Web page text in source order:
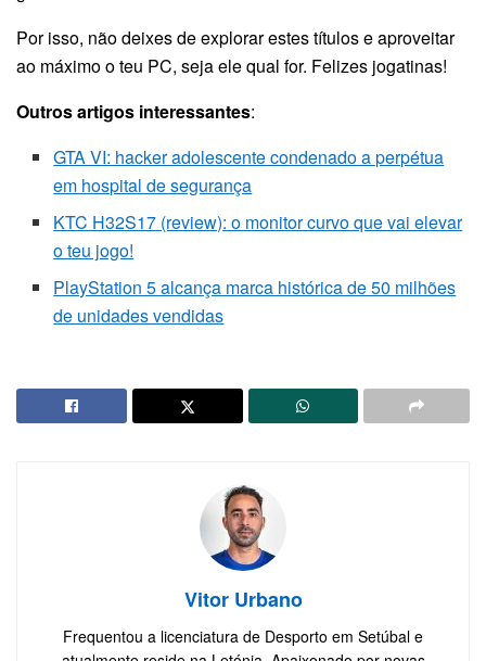
Por isso, não deixes de explorar estes títulos e aproveitar
ao máximo o teu PC, seja ele qual for. Felizes jogatinas!
Outros artigos interessantes:
GTA VI: hacker adolescente condenado a perpétua
em hospital de segurança
KTC H32S17 (review): o monitor curvo que vai elevar
o teu jogo!
PlayStation 5 alcança marca histórica de 50 milhões
de unidades vendidas
Vitor Urbano
Frequentou a licenciatura de Desporto em Setúbal e